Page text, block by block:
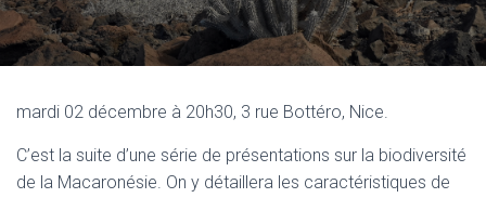
mardi 02 décembre à 20h30, 3 rue Bottéro, Nice.
C’est la suite d’une série de présentations sur la biodiversité
de la Macaronésie. On y détaillera les caractéristiques de